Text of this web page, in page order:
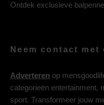
Ontdek exclusieve
Neem contact met
Adverteren op
categorieën entertainment,
sport. Transformeer jouw